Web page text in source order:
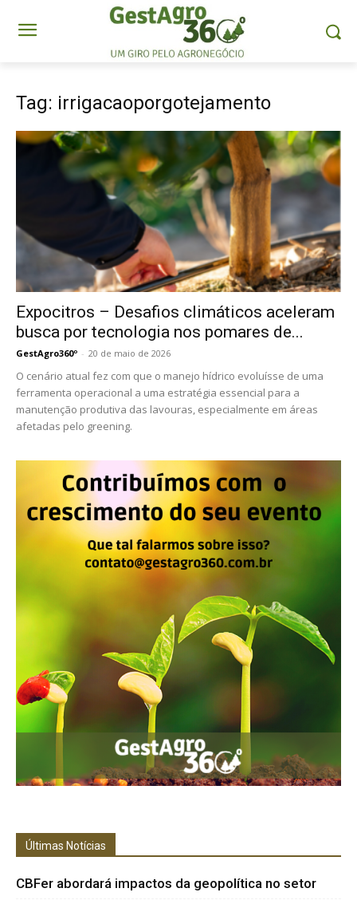
Tag: irrigacaoporgotejamento
Expocitros – Desafios climáticos aceleram
busca por tecnologia nos pomares de...
GestAgro360º - 20 de maio de 2026
O cenário atual fez com que o manejo hídrico evoluísse de uma
ferramenta operacional a uma estratégia essencial para a
manutenção produtiva das lavouras, especialmente em áreas
afetadas pelo greening.
Últimas Notícias
CBFer abordará impactos da geopolítica no setor